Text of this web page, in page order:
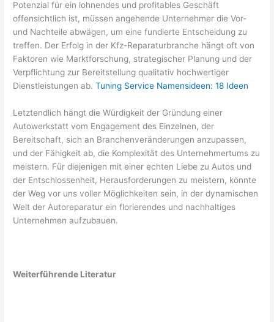
Potenzial für ein lohnendes und profitables Geschäft
offensichtlich ist, müssen angehende Unternehmer die Vor-
und Nachteile abwägen, um eine fundierte Entscheidung zu
treffen. Der Erfolg in der Kfz-Reparaturbranche hängt oft von
Faktoren wie Marktforschung, strategischer Planung und der
Verpflichtung zur Bereitstellung qualitativ hochwertiger
Dienstleistungen ab.Tuning Service Namensideen: 18 Ideen
Letztendlich hängt die Würdigkeit der Gründung einer
Autowerkstatt vom Engagement des Einzelnen, der
Bereitschaft, sich an Branchenveränderungen anzupassen,
und der Fähigkeit ab, die Komplexität des Unternehmertums zu
meistern. Für diejenigen mit einer echten Liebe zu Autos und
der Entschlossenheit, Herausforderungen zu meistern, könnte
der Weg vor uns voller Möglichkeiten sein, in der dynamischen
Welt der Autoreparatur ein florierendes und nachhaltiges
Unternehmen aufzubauen.
Weiterführende Literatur